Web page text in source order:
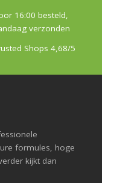
16:00 besteld,
verzonden
Shops 4,68/5
formules, hoge
kijkt dan